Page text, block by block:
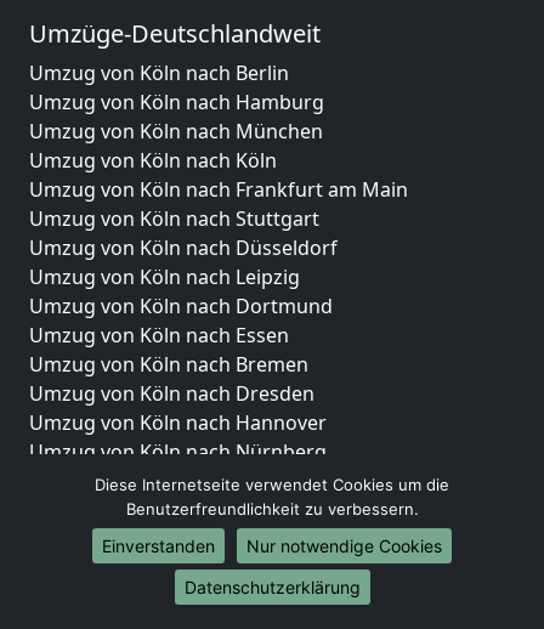
Umzüge-Deutschlandweit
Umzug von Köln nach Berlin
Umzug von Köln nach Hamburg
Umzug von Köln nach München
Umzug von Köln nach Köln
Umzug von Köln nach Frankfurt am Main
Umzug von Köln nach Stuttgart
Umzug von Köln nach Düsseldorf
Umzug von Köln nach Leipzig
Umzug von Köln nach Dortmund
Umzug von Köln nach Essen
Umzug von Köln nach Bremen
Umzug von Köln nach Dresden
Umzug von Köln nach Hannover
Umzug von Köln nach Nürnberg
Umzug von Köln nach Duisburg
Umzug von Köln nach Bochum
Umzug von Köln nach Wuppertal
Umzug von Köln nach Bielefeld
Umzug von Köln nach Bonn
Diese Internetseite verwendet Cookies um die
Benutzerfreundlichkeit zu verbessern.
Einverstanden
Nur notwendige Cookies
Datenschutzerklärung